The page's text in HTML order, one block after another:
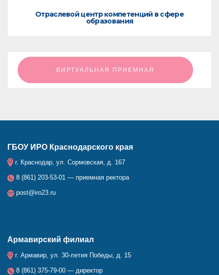
Отраслевой центр компетенций в сфере
образования
ㅤㅤㅤㅤㅤㅤㅤㅤㅤВИРТУАЛЬНАЯ ПРИЕМНАЯㅤㅤㅤㅤㅤㅤㅤㅤㅤ
ГБОУ ИРО Краснодарского края
г. Краснодар, ул. Сормовская, д. 167
8 (861) 203-53-01 — приемная ректора
post@iro23.ru
Армавирский филиал
г. Армавир, ул. 30-летия Победы, д. 15
8 (861) 375-79-00 — директор